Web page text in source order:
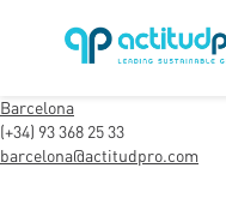
Barcelona
(+34) 93 368 25 33
barcelona@actitudpro.com